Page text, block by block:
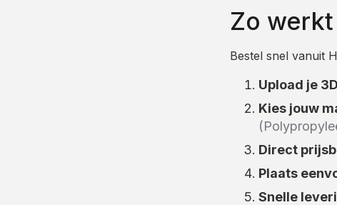
Zo
Bestel snel vanuit
Upload je
Kies jouw
Direct
Plaats
Snelle